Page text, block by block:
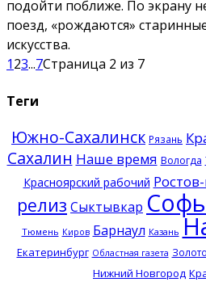
подойти поближе. По экрану
поезд, «рождаются»
искусства.
123...7Страница 2 из 7
Теги
Южно-Сахалинск Рязань
Сахалин Наше время Вологда
Красноярский рабочий
релиз Сыктывкар
Тюмень Киров Барнаул Казань
Екатеринбург Областная газета
Нижний Новгород